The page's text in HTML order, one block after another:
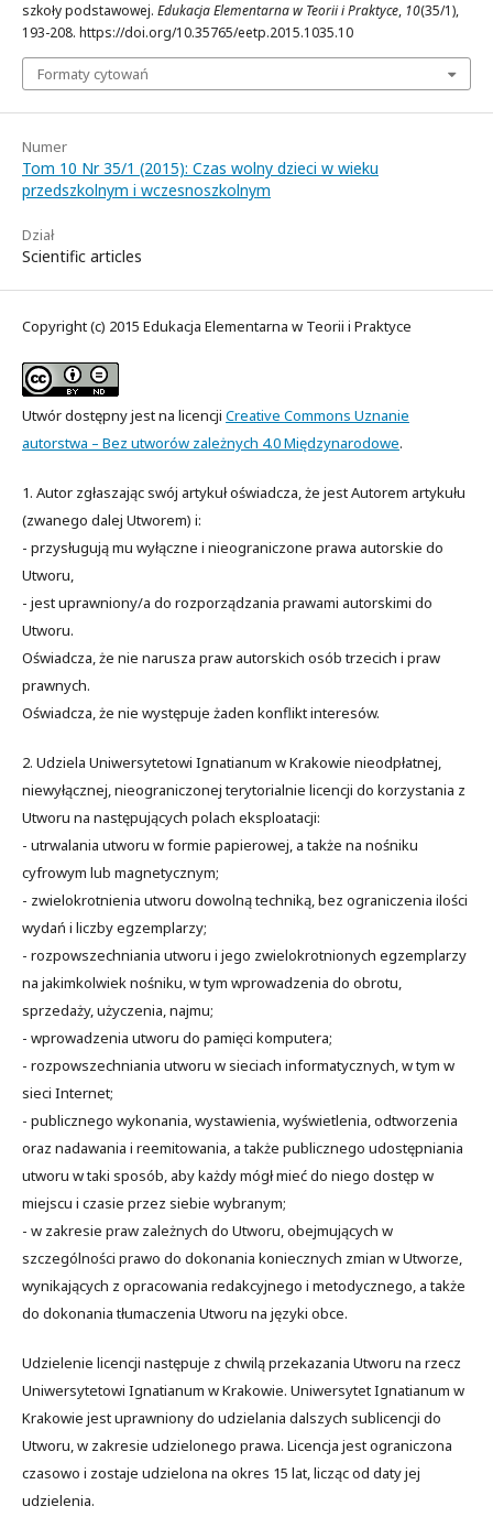
szkoły podstawowej. Edukacja Elementarna w Teorii i Praktyce, 10(35/1),
193-208. https://doi.org/10.35765/eetp.2015.1035.10
Formaty cytowań
Numer
Tom 10 Nr 35/1 (2015): Czas wolny dzieci w wieku
przedszkolnym i wczesnoszkolnym
Dział
Scientific articles
Copyright (c) 2015 Edukacja Elementarna w Teorii i Praktyce
Utwór dostępny jest na licencji Creative Commons Uznanie
autorstwa – Bez utworów zależnych 4.0 Międzynarodowe.
1. Autor zgłaszając swój artykuł oświadcza, że jest Autorem artykułu
(zwanego dalej Utworem) i:
- przysługują mu wyłączne i nieograniczone prawa autorskie do
Utworu,
- jest uprawniony/a do rozporządzania prawami autorskimi do
Utworu.
Oświadcza, że nie narusza praw autorskich osób trzecich i praw
prawnych.
Oświadcza, że nie występuje żaden konflikt interesów.
2. Udziela Uniwersytetowi Ignatianum w Krakowie nieodpłatnej,
niewyłącznej, nieograniczonej terytorialnie licencji do korzystania z
Utworu na następujących polach eksploatacji:
- utrwalania utworu w formie papierowej, a także na nośniku
cyfrowym lub magnetycznym;
- zwielokrotnienia utworu dowolną techniką, bez ograniczenia ilości
wydań i liczby egzemplarzy;
- rozpowszechniania utworu i jego zwielokrotnionych egzemplarzy
na jakimkolwiek nośniku, w tym wprowadzenia do obrotu,
sprzedaży, użyczenia, najmu;
- wprowadzenia utworu do pamięci komputera;
- rozpowszechniania utworu w sieciach informatycznych, w tym w
sieci Internet;
- publicznego wykonania, wystawienia, wyświetlenia, odtworzenia
oraz nadawania i reemitowania, a także publicznego udostępniania
utworu w taki sposób, aby każdy mógł mieć do niego dostęp w
miejscu i czasie przez siebie wybranym;
- w zakresie praw zależnych do Utworu, obejmujących w
szczególności prawo do dokonania koniecznych zmian w Utworze,
wynikających z opracowania redakcyjnego i metodycznego, a także
do dokonania tłumaczenia Utworu na języki obce.
Udzielenie licencji następuje z chwilą przekazania Utworu na rzecz
Uniwersytetowi Ignatianum w Krakowie. Uniwersytet Ignatianum w
Krakowie jest uprawniony do udzielania dalszych sublicencji do
Utworu, w zakresie udzielonego prawa. Licencja jest ograniczona
czasowo i zostaje udzielona na okres 15 lat, licząc od daty jej
udzielenia.